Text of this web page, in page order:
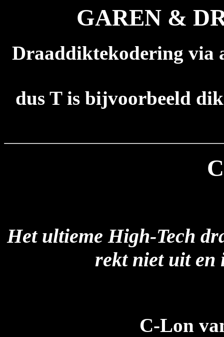
GAREN &
Draaddiktekodering via
dus T is bijvoorbeeld
Het ultieme High-Tech
rekt niet uit en
C-Lon